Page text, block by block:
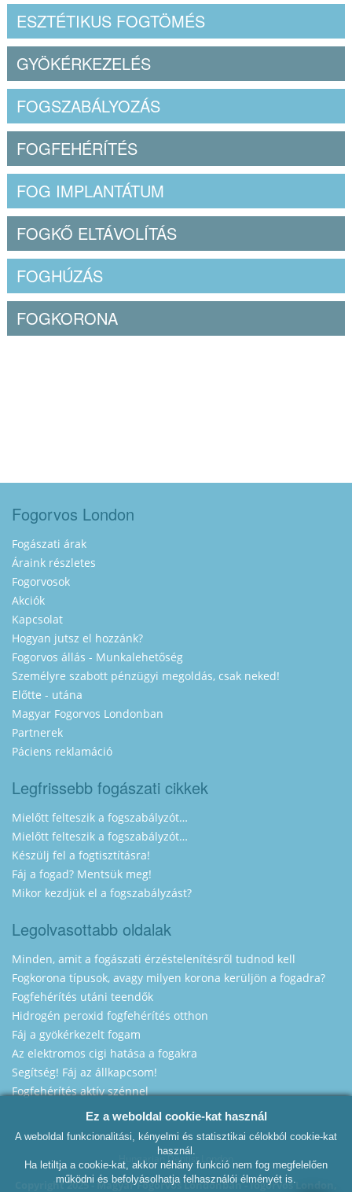
ESZTÉTIKUS FOGTÖMÉS
GYÖKÉRKEZELÉS
FOGSZABÁLYOZÁS
FOGFEHÉRÍTÉS
FOG IMPLANTÁTUM
FOGKŐ ELTÁVOLÍTÁS
FOGHÚZÁS
FOGKORONA
Fogorvos London
Fogászati árak
Áraink részletes
Fogorvosok
Akciók
Kapcsolat
Hogyan jutsz el hozzánk?
Fogorvos állás - Munkalehetőség
Személyre szabott pénzügyi megoldás, csak neked!
Előtte - utána
Magyar Fogorvos Londonban
Partnerek
Páciens reklamáció
Legfrissebb fogászati cikkek
Mielőtt felteszik a fogszabályzót…
Mielőtt felteszik a fogszabályzót…
Készülj fel a fogtisztításra!
Fáj a fogad? Mentsük meg!
Mikor kezdjük el a fogszabályzást?
Legolvasottabb oldalak
Minden, amit a fogászati érzéstelenítésről tudnod kell
Fogkorona típusok, avagy milyen korona kerüljön a fogadra?
Fogfehérítés utáni teendők
Hidrogén peroxid fogfehérítés otthon
Fáj a gyökérkezelt fogam
Az elektromos cigi hatása a fogakra
Segítség! Fáj az állkapcsom!
Fogfehérítés aktív szénnel
Hungarian Dentist London
Copyright 2025 - Magyar Fogorvos Londonban - fogorvos London,
Ez a weboldal cookie-kat használ
A weboldal funkcionalitási, kényelmi és statisztikai célokból cookie-kat
használ.
Ha letiltja a cookie-kat, akkor néhány funkció nem fog megfelelően
működni és befolyásolhatja felhasználói élményét is.